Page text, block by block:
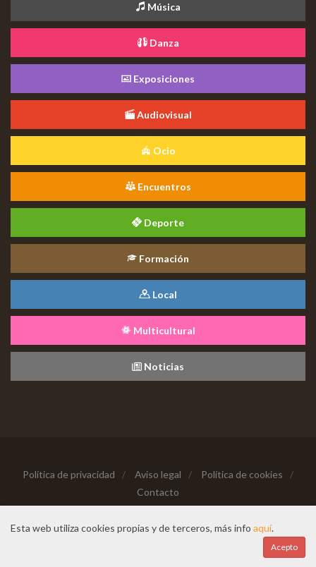
Música
Danza
Exposiciones
Audiovisual
Ocio
Encuentros
Deporte
Formación
Local
Multicultural
Noticias
Política de privacidad / Aviso legal / Política de cookies
/
Contacto
Hecho con cariño desde
Esta web utiliza cookies propias y de terceros, más info aquí.
Acepto